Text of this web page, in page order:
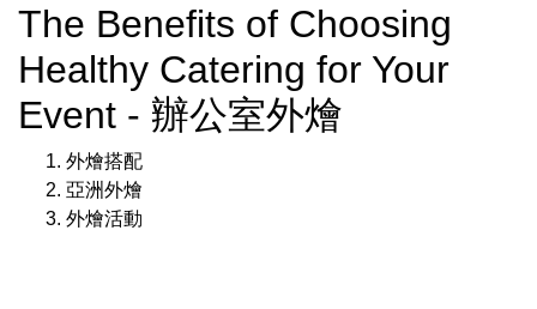
The Benefits of Choosing
Healthy Catering for Your
Event - 辦公室外燴
外燴搭配
亞洲外燴
外燴活動